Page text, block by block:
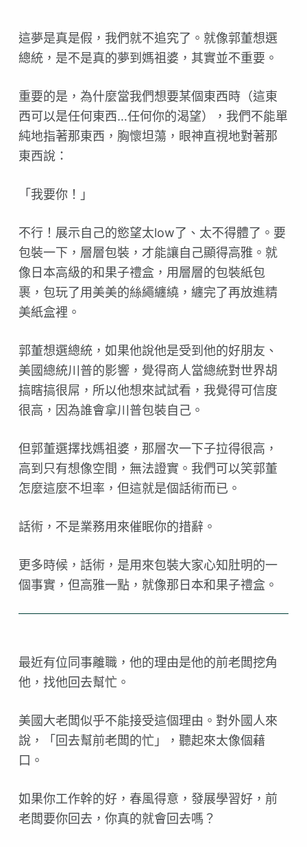
這夢是真是假，我們就不追究了。就像郭董想選
總統，是不是真的夢到媽祖婆，其實並不重要。
重要的是，為什麼當我們想要某個東西時（這東
西可以是任何東西…任何你的渴望），我們不能單
純地指著那東西 ，胸懷坦蕩，眼神直視地對著那
東西說：
「我要你！」
不行！展示自己的慾望太low了、太不得體了。要
包裝一下，層層包裝，才能讓自己顯得高雅。就
像日本高級的和果子禮盒，用層層的包裝紙包
裹，包玩了用美美的絲繩纏繞， 纏完了再放進精
美紙盒裡。
郭董想選總統，如果他說他是受到他的好朋友、
美國總統川 普的影響，覺得商人當總統對世界胡
搞瞎搞很屌，所以他想來試試看，我覺得可信度
很高，因為誰會拿川普包裝自己。
但郭董選擇找媽祖婆，那層次一下子拉得很高，
高到只有想像空間，無法證實。我們可以笑郭董
怎麼這麼不坦率，但這就是個話術而已。
話術，不是業務用來催眠你的措辭。
更多時候，話術，是用來包裝大家心知肚明的一
個事實，但高雅一點，就像那日本和果子禮盒。
最近有位同事離職，他的理由是他的前老闆挖角
他，找他回去幫忙。
美國大老闆似乎不能接受這個理由。對外國人來
說，「回去幫前老闆的忙」，聽起來太像個藉
口。
如果你工作幹的好，春風得意，發展學習好，前
老闆要你回去，你真的就會回去嗎？